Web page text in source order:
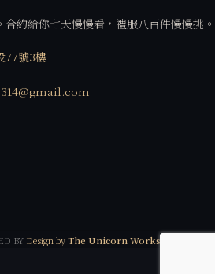
約給你七天慢慢看，禮服八百件慢慢挑。
77號3樓
BY Design byThe Unicorn Workshop